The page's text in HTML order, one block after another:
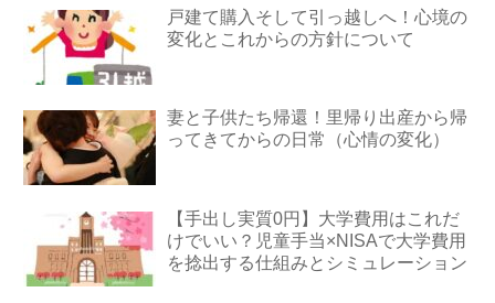
戸建て購入そして引っ越しへ！心境の
変化とこれからの方針について
妻と子供たち帰還！里帰り出産から帰
ってきてからの日常（心情の変化）
【手出し実質0円】大学費用はこれだ
けでいい？児童手当×NISAで大学費用
を捻出する仕組みとシミュレーション